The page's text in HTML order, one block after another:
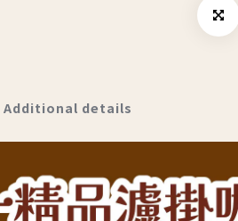
Additional details